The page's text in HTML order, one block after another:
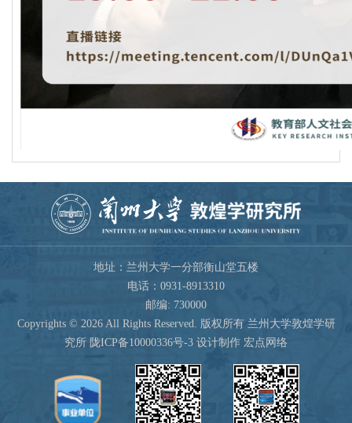
地址：兰州大学一分部衡山堂五楼
电话：0931-8913310
邮编: 730000
Copyrights © 2026 All Rights Reserved. 版权所有 兰州大学敦煌学研
究所 陇ICP备10000336号-3 设计制作 宏点网络